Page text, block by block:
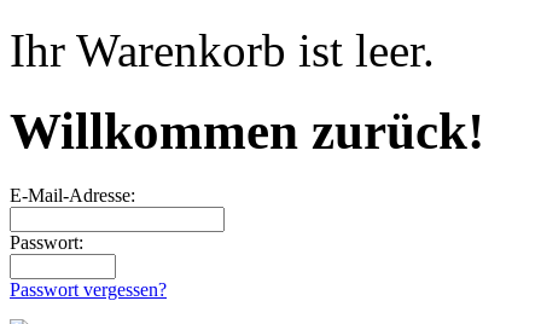
Ihr Warenkorb ist leer.
Willkommen zurück!
E-Mail-Adresse:
Passwort:
Passwort vergessen?